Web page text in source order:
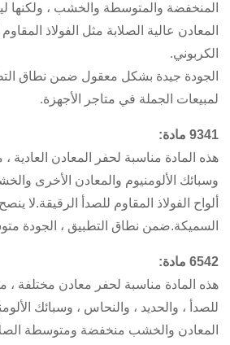
المنخفضة والمتوسطة والخشب ، ولكنها
المعادن عالية الصلابة مثل الفولاذ المقاوم
الكربوني.
الجودة جيدة بشكل معقول ضمن نطاق
لمبيعات الجملة في متاجر الأجهزة.
9341 مادة:
هذه المادة مناسبة لحفر المعادن العادية
وسبائك الألومنيوم والمعادن الأخرى
ألواح الفولاذ المقاوم للصدأ الرقيقة.لا
السميكة.ضمن نطاق التطبيق ، الجودة
6542 مادة:
هذه المادة مناسبة لحفر معادن مختلفة ،
للصدأ ، والحديد ، والنحاس ، وسبائك
المعادن والخشب منخفضة ومتوسطة